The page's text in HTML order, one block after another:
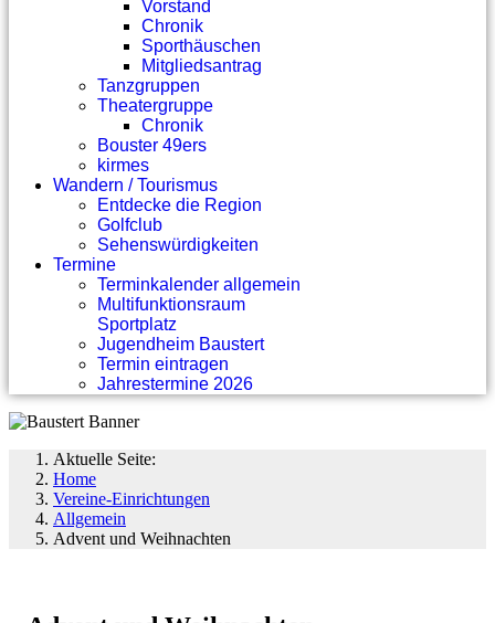
Vorstand
Chronik
Sporthäuschen
Mitgliedsantrag
Tanzgruppen
Theatergruppe
Chronik
Bouster 49ers
kirmes
Wandern / Tourismus
Entdecke die Region
Golfclub
Sehenswürdigkeiten
Termine
Terminkalender allgemein
Multifunktionsraum
Sportplatz
Jugendheim Baustert
Termin eintragen
Jahrestermine 2026
Aktuelle Seite:
Home
Vereine-Einrichtungen
Allgemein
Advent und Weihnachten